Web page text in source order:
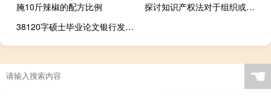
腌10斤辣椒的配方比例
探讨知识产权法对于组织或者个人的知识产权的作用,知识产权法的作用是什么
38120字硕士毕业论文银行发展电子商务平台的策略探讨
☚